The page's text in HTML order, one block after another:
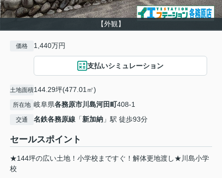
【外観】
価格 1,440万円
支払いシミュレーション
土地面積144.29坪(477.01㎡)
所在地 岐阜県各務原市川島河田町408-1
交通 名鉄各務原線 「新加納 」駅 徒歩93分
セールスポイント
★144坪の広い土地！小学校まですぐ！解体更地渡し★川島小学
校